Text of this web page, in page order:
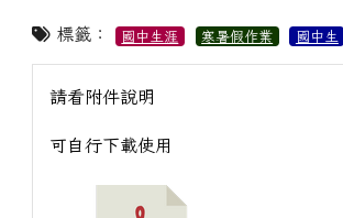
標籤： 國中生涯 寒暑假作業 國中生
請看附件說明
可自行下載使用